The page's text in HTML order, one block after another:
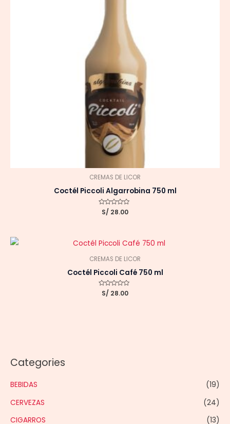
Categories
BEBIDAS
(19)
CERVEZAS
(24)
CIGARROS
(13)
CREMAS DE LICOR
Coctél Piccoli Algarrobina 750 ml
Valorado
con
S/ 28.00
CREMAS DE LICOR
Coctél Piccoli Café 750 ml
Valorado
con
S/ 28.00